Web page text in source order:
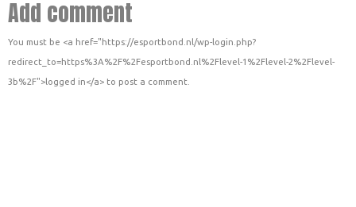
Add comment
You must be <a href="https://esportbond.nl/wp-login.php?
redirect_to=https%3A%2F%2Fesportbond.nl%2Flevel-1%2Flevel-2%2Flevel-
3b%2F">logged in</a> to post a comment.